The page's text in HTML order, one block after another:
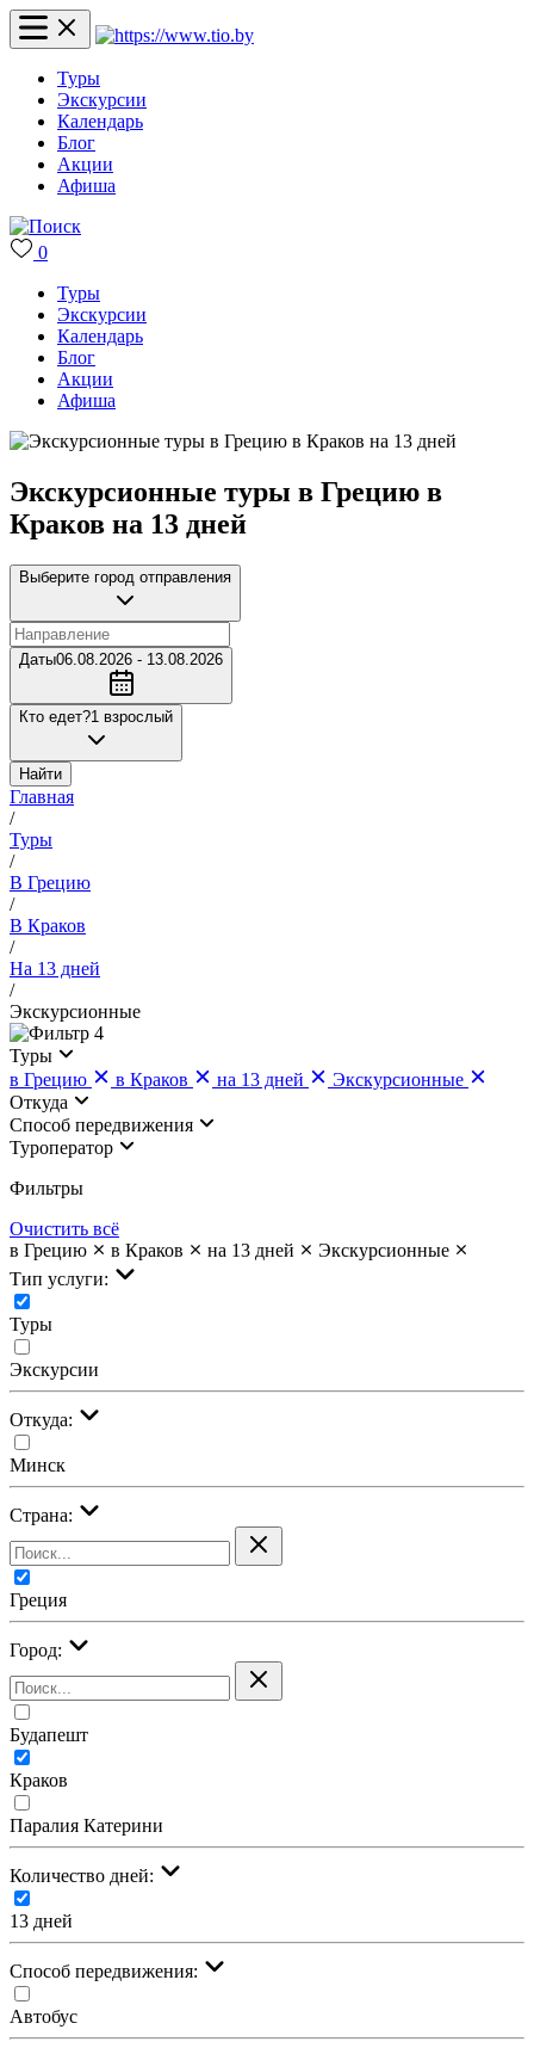
Туры
Экскурсии
Календарь
Блог
Акции
Афиша
0
Туры
Экскурсии
Календарь
Блог
Акции
Афиша
Экскурсионные туры в Грецию в
Краков на 13 дней
Выберите город отправления
Даты06.08.2026 - 13.08.2026
Кто едет?1 взрослый
Найти
Главная
/
Туры
/
В Грецию
/
В Краков
/
На 13 дней
/
Экскурсионные
4
Туры
в Грецию
в Краков на 13 дней
Экскурсионные
Откуда
Cпособ передвижения
Туроператор
Фильтры
Очистить всё
в Грецию
в Краков на 13 дней
Экскурсионные
Тип услуги:
Туры
Экскурсии
Откуда:
Минск
Страна:
Греция
Город:
Будапешт
Краков
Паралия Катерини
Количество дней:
13 дней
Cпособ передвижения:
Автобус